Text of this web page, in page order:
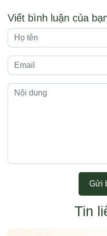
Viết bình luận của
Gửi
Tin